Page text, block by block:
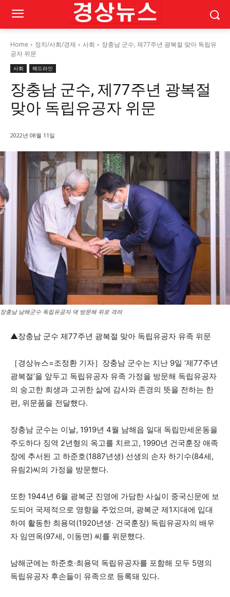
Home 정치/사회/경제 사회
장충남 군수, 제77주년 광복절 맞아 독립유
공자 위문
사회 헤드라인
장충남 군수, 제77주년 광복절
맞아 독립유공자 위문
2022년 08월 11일
장충남 남해군수 독립유공자 댁 방문해 위로 격려
▲장충남 군수 제77주년 광복절 맞아 독립유공자 유족 위문
［경상뉴스=조정환 기자］장충남 군수는 지난 9일 ‘제77주년
광복절’을 앞두고 독립유공자 유족 가정을 방문해 독립유공자
의 숭고한 희생과 고귀한 삶에 감사와 존경의 뜻을 전하는 한
편, 위문품을 전달했다.
장충남 군수는 이날, 1919년 4월 남해읍 일대 독립만세운동을
주도하다 징역 2년형의 옥고를 치르고, 1990년 건국훈장 애족
장에 추서된 고 하준호(1887년생) 선생의 손자 하기수(84세,
유림2)씨의 가정을 방문했다.
또한 1944년 6월 광복군 진영에 가담한 사실이 중국신문에 보
도되어 국제적으로 영향을 주었으며, 광복군 제1지대에 입대
하여 활동한 최용덕(1920년생· 건국훈장) 독립유공자의 배우
자 임연옥(97세, 이동면) 씨를 위문했다.
남해군에는 하준호·최용덕 독립유공자를 포함해 모두 5명의
독립유공자 후손들이 유족으로 등록돼 있다.